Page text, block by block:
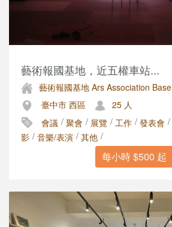
藝術報國基地，近五權車站...
藝術報國基地 Ars Association Base
臺中市 西區
25 人
會議 / 聚會 / 展覽 / 工作 / 發表會 /
影 / 音樂/表演 / 其他 /
每小時 $500 起